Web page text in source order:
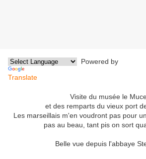
Powered by
Translate
Visite du musée le
et des remparts du vieux port
Les marseillais m'en voudront pas pour
pas au beau, tant pis on sort
Belle vue depuis l'abbaye